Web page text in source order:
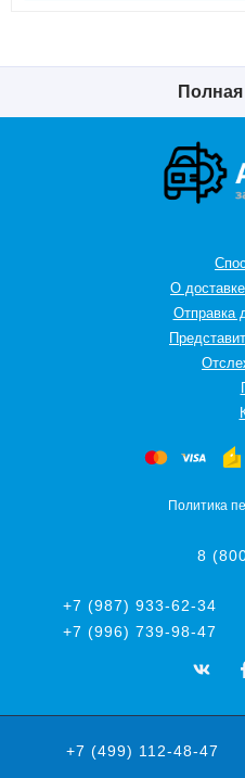
О
Отправка
Политика
8
+7 (987) 933-62-34
+7 (996) 739-98-47
+7 (499) 112-48-47